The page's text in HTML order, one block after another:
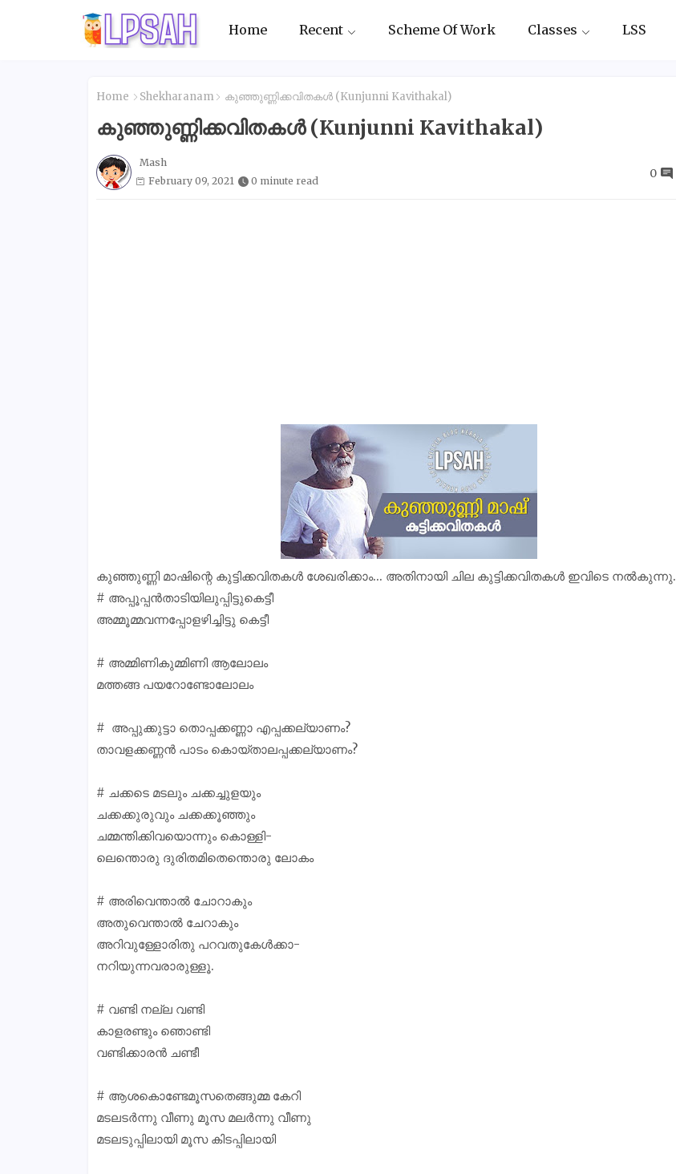
Home Recent Scheme Of Work Classes LSS
Home Shekharanam കുഞ്ഞുണ്ണിക്കവിതകൾ (Kunjunni Kavithakal)
കുഞ്ഞുണ്ണിക്കവിതകൾ (Kunjunni Kavithakal)
Mash
February 09, 2021
0 minute read
0
കുഞ്ഞുണ്ണി മാഷിന്റെ കുട്ടിക്കവിതകൾ ശേഖരിക്കാം... അതിനായി ചില കുട്ടിക്കവിതകൾ ഇവിടെ നൽകുന്നു.
# അപ്പൂപ്പൻതാടിയിലുപ്പിട്ടുകെട്ടീ
അമ്മൂമ്മവന്നപ്പോളഴിച്ചിട്ടു കെട്ടീ
# അമ്മിണികുമ്മിണി ആലോലം
മത്തങ്ങ പയറോണ്ടോലോലം
# അപ്പുക്കുട്ടാ തൊപ്പക്കണ്ണാ എപ്പക്കല്യാണം?
താവളക്കണ്ണൻ പാടം കൊയ്താലപ്പക്കല്യാണം?
# ചക്കടെ മടലും ചക്കച്ചുളയും
ചക്കക്കുരുവും ചക്കക്കൂഞ്ഞും
ചമ്മന്തിക്കിവയൊന്നും കൊള്ളി-
ലെന്തൊരു ദുരിതമിതെന്തൊരു ലോകം
# അരിവെന്താൽ ചോറാകും
അതുവെന്താൽ ചേറാകും
അറിവുള്ളോരിതു പറവതുകേൾക്കാ-
നറിയുന്നവരാരുള്ളൂ.
# വണ്ടി നല്ല വണ്ടി
കാളരണ്ടും ഞൊണ്ടി
വണ്ടിക്കാരൻ ചണ്ടീ
# ആശകൊണ്ടേമൂസതെങ്ങുമ്മ കേറി
മടലടർന്നു വീണു മൂസ മലർന്നു വീണു
മടലടുപ്പിലായി മൂസ കിടപ്പിലായി